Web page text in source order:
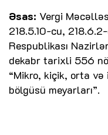
Əsas: Vergi
218.5.10-cu,
Respublikası
dekabr tarixli 556
“Mikro, kiçik, orta
bölgüsü meyarları”.